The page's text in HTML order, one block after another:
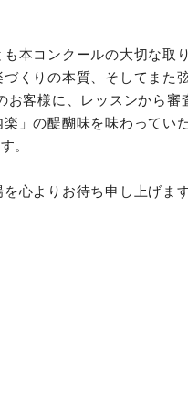
本コンクールの大切な
くりの本質、そしてまた
客様に、レッスンから
」の醍醐味を味わって
。
心よりお待ち申し上げます